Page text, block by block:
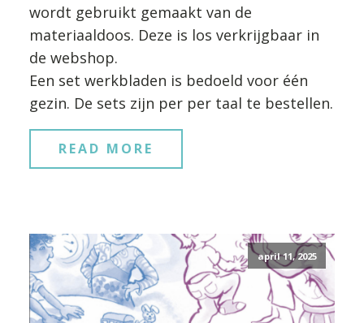
wordt gebruikt gemaakt van de
materiaaldoos. Deze is los verkrijgbaar in
de webshop.
Een set werkbladen is bedoeld voor één
gezin. De sets zijn per per taal te bestellen.
READ MORE
april 11, 2025